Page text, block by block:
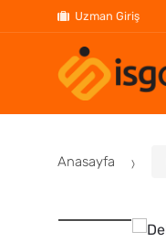
Uzman Giriş
Anasayfa